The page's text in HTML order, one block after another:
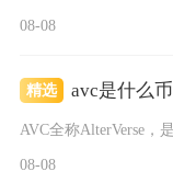
08-08
精选 avc是什么币
08-08